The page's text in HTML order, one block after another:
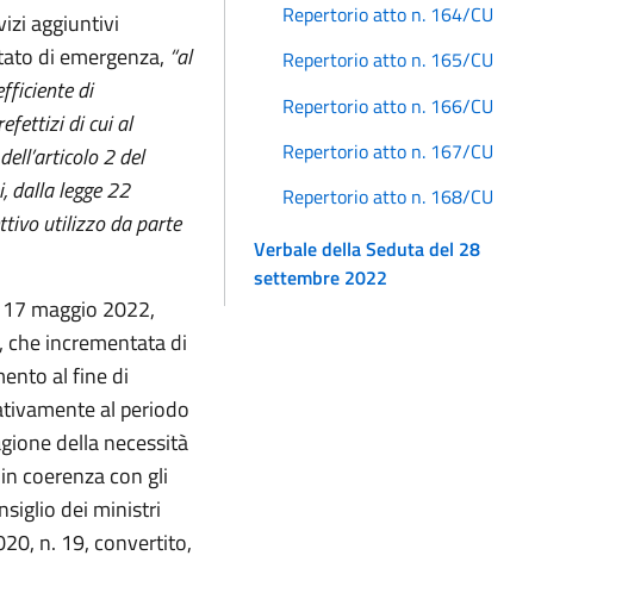
aggiuntivi
di emergenza, “al
di
di cui al
2 del
dalla legge 22
utilizzo da parte
maggio 2022,
incrementata di
al fine di
al periodo
della necessità
coerenza con gli
dei ministri
n. 19, convertito,
Repertorio atto n. 164/CU
Repertorio atto n. 165/CU
Repertorio atto n. 166/CU
Repertorio atto n. 167/CU
Repertorio atto n. 168/CU
Verbale della Seduta del 28
settembre 2022